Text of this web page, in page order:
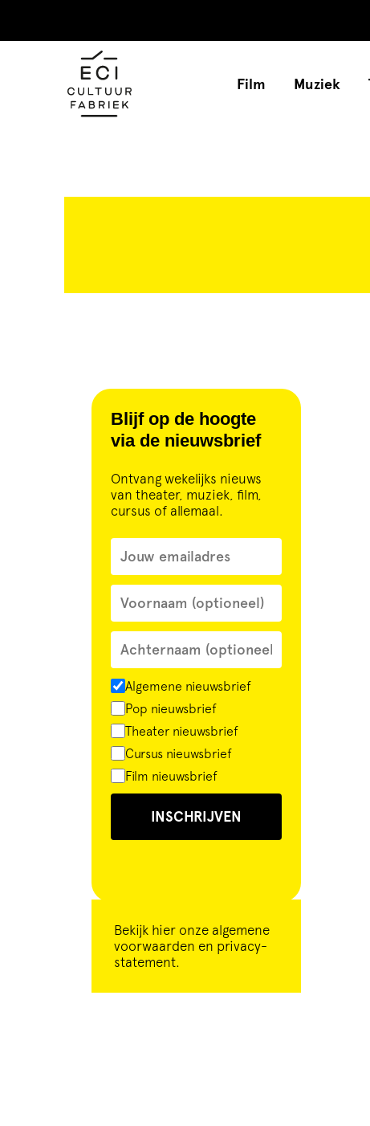
Film Muziek
Blijf op de hoogte
via de nieuwsbrief
Ontvang wekelijks nieuws
van theater, muziek, film,
cursus of allemaal.
Algemene nieuwsbrief
Pop nieuwsbrief
Theater nieuwsbrief
Cursus nieuwsbrief
Film nieuwsbrief
INSCHRIJVEN
Bekijk hier onze algemene
voorwaarden en privacy-
statement.